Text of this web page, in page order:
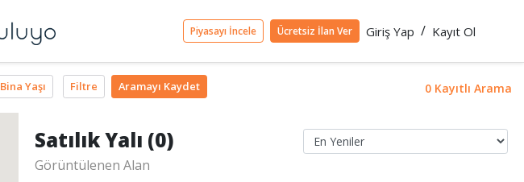
Piyasayı İncele Ücretsiz İlan Ver Giriş Yap / Kayıt Ol
Bina Yaşı Filtre Aramayı Kaydet 0 Kayıtlı Arama
Satılık Yalı (0)
Görüntülenen Alan